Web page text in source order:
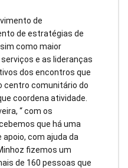
de
de estratégias de
como maior
e as lideranças
dos encontros que
centro comunitário do
coordena atividade.
“ com os
que há uma
com ajuda da
fizemos um
de 160 pessoas que